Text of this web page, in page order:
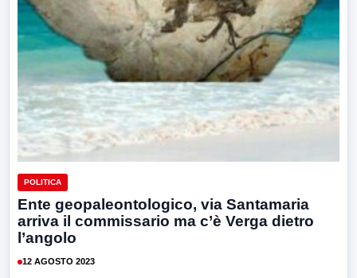
POLITICA
Ente geopaleontologico, via Santamaria
arriva il commissario ma c’è Verga dietro
l’angolo
12 AGOSTO 2023